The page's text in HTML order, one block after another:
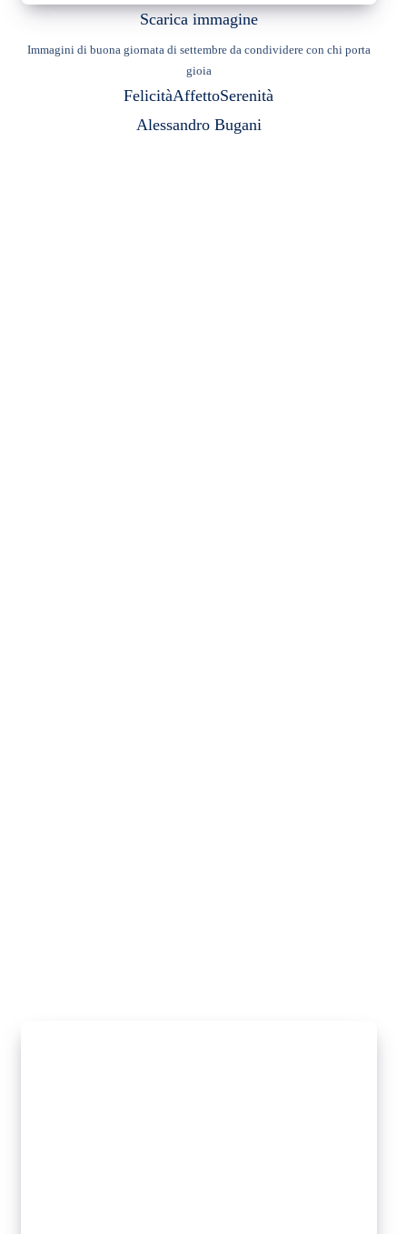
Scarica immagine
Immagini di buona giornata di settembre da condividere con chi porta
gioia
FelicitàAffettoSerenità
Alessandro Bugani